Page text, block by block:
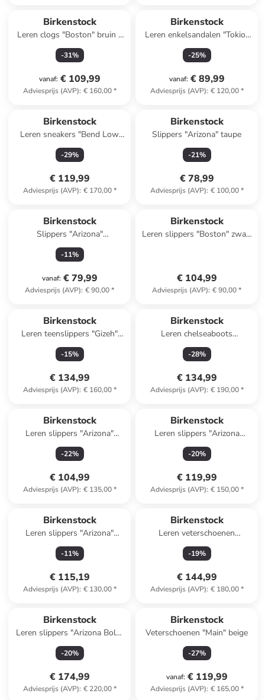
Birkenstock
Leren clogs "Boston" bruin -
wijdte S
-31%
vanaf: € 109,99
Adviesprijs (AVP): € 160,00*
Birkenstock
Leren enkelsandalen "Tokio"
donkerblauw - wijdte N
-25%
vanaf: € 89,99
Adviesprijs (AVP): € 120,00*
Birkenstock
Leren sneakers "Bend Low
Decon" bruin
-29%
€ 119,99
Adviesprijs (AVP): € 170,00*
Birkenstock
Slippers "Arizona" taupe
-21%
€ 78,99
Adviesprijs (AVP): € 100,00*
Birkenstock
Slippers "Arizona"
donkerblauw - wijdte N
-11%
vanaf: € 79,99
Adviesprijs (AVP): € 90,00*
Birkenstock
Leren slippers "Boston" zwart
€ 104,99
Adviesprijs (AVP): € 90,00*
Birkenstock
Leren teenslippers "Gizeh"
beige
-15%
€ 134,99
Adviesprijs (AVP): € 160,00*
Birkenstock
Leren chelseaboots
"Highwood" bruin - wijdte S
-28%
€ 134,99
Adviesprijs (AVP): € 190,00*
Birkenstock
Leren slippers "Arizona"
lichtblauw
-22%
€ 104,99
Adviesprijs (AVP): € 135,00*
Birkenstock
Leren slippers "Arizona
Adventure" kaki
-20%
€ 119,99
Adviesprijs (AVP): € 150,00*
Birkenstock
Leren slippers "Arizona"
lichtbruin
-11%
€ 115,19
Adviesprijs (AVP): € 130,00*
Birkenstock
Leren veterschoenen
"Highwood" zwart - wijdte S
-19%
€ 144,99
Adviesprijs (AVP): € 180,00*
Birkenstock
Leren slippers "Arizona Bold"
bruin
-20%
€ 174,99
Adviesprijs (AVP): € 220,00*
Birkenstock
Veterschoenen "Main" beige
-27%
vanaf: € 119,99
Adviesprijs (AVP): € 165,00*